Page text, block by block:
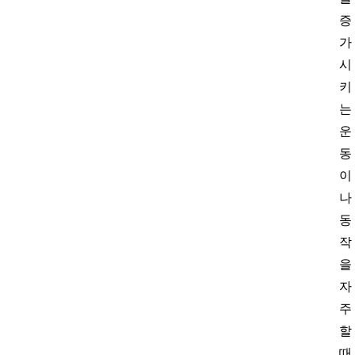
증
가
시
키
는
운
동
이
나
동
작
을
자
주
할